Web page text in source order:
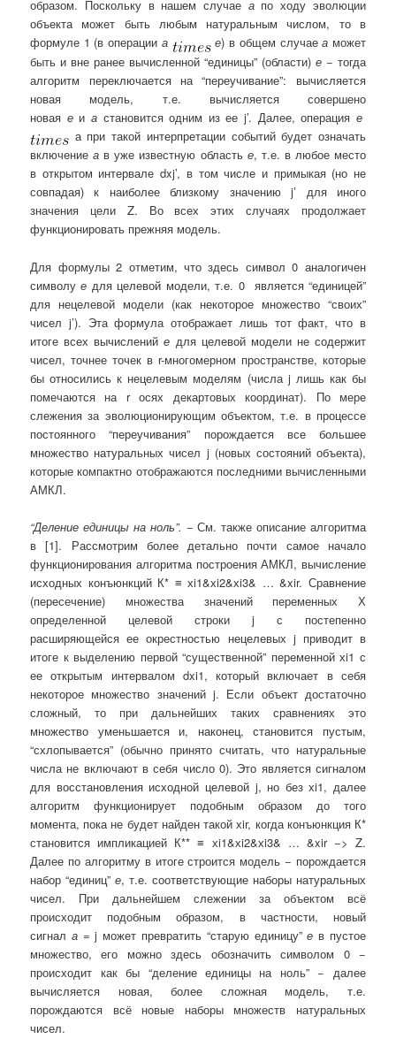
образом. Поскольку в нашем случае апо ходу эволюции
объекта может быть любым натуральным числом, то в
формуле 1 (в операции а е) в общем случаеа может
быть и вне ранее вычисленной “единицы” (области) е− тогда
алгоритм переключается на “переучивание”: вычисляется
новая модель, т.е. вычисляется совершено
новая еи астановится одним из ее j’. Далее, операция е
а при такой интерпретации событий будет означать
включениеа в уже известную область е, т.е. в любое место
в открытом интервале dxj’, в том числе и примыкая (но не
совпадая) к наиболее близкому значению j’ для иного
значения цели Z. Во всех этих случаях продолжает
функционировать прежняя модель.
Для формулы 2 отметим, что здесь символ 0 аналогичен
символуе для целевой модели, т.е. 0 является “единицей”
для нецелевой модели (как некоторое множество “своих”
чисел j’). Эта формула отображает лишь тот факт, что в
итоге всех вычисленийе для целевой модели не содержит
чисел, точнее точек в r-многомерном пространстве, которые
бы относились к нецелевым моделям (числа j лишь как бы
помечаются на r осях декартовых координат). По мере
слежения за эволюционирующим объектом, т.е. в процессе
постоянного “переучивания” порождается все большее
множество натуральных чисел j (новых состояний объекта),
которые компактно отображаются последними вычисленными
АМКЛ.
“Деление единицы на ноль”. −См. также описание алгоритма
в [1]. Рассмотрим более детально почти самое начало
функционирования алгоритма построения АМКЛ, вычисление
исходных конъюнкций К* ≡ хi1&хi2&хi3& … &xir. Сравнение
(пересечение) множества значений переменных Х
определенной целевой строки j с постепенно
расширяющейся ее окрестностью нецелевых j приводит в
итоге к выделению первой “существенной” переменной хi1 с
ее открытым интервалом dxi1, который включает в себя
некоторое множество значений j. Если объект достаточно
сложный, то при дальнейших таких сравнениях это
множество уменьшается и, наконец, становится пустым,
“схлопывается” (обычно принято считать, что натуральные
числа не включают в себя число 0). Это является сигналом
для восстановления исходной целевой j, но без хi1, далее
алгоритм функционирует подобным образом до того
момента, пока не будет найден такой хir, когда конъюнкция К*
становится импликацией К** ≡ хi1&хi2&хi3& … &xir −> Z.
Далее по алгоритму в итоге строится модель − порождается
набор “единиц”е, т.е. соответствующие наборы натуральных
чисел. При дальнейшем слежении за объектом всё
происходит подобным образом, в частности, новый
сигнал а= j может превратить “старую единицу”е в пустое
множество, его можно здесь обозначить символом 0 −
происходит как бы “деление единицы на ноль” − далее
вычисляется новая, более сложная модель, т.е.
порождаются всё новые наборы множеств натуральных
чисел.